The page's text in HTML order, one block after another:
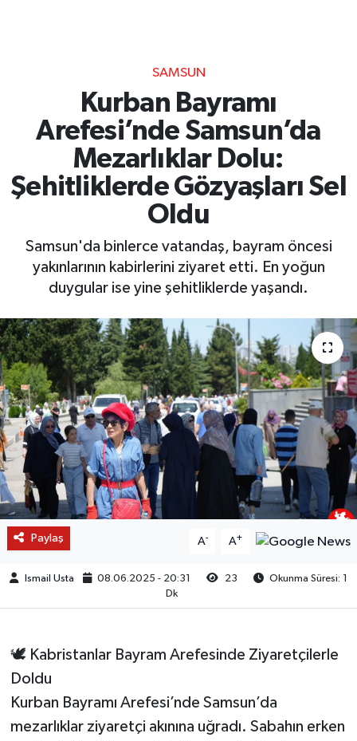
SAMSUN
Kurban Bayramı
Arefesi’nde Samsun’da
Mezarlıklar Dolu:
Şehitliklerde Gözyaşları Sel
Oldu
Samsun'da binlerce vatandaş, bayram öncesi
yakınlarının kabirlerini ziyaret etti. En yoğun
duygular ise yine şehitliklerde yaşandı.
Paylaş A- A+
Ismail Usta 08.06.2025 - 20:31 23
Okunma Süresi: 1
Dk
🕊️ Kabristanlar Bayram Arefesinde Ziyaretçilerle
Doldu
Kurban Bayramı Arefesi’nde Samsun’da
mezarlıklar ziyaretçi akınına uğradı. Sabahın erken